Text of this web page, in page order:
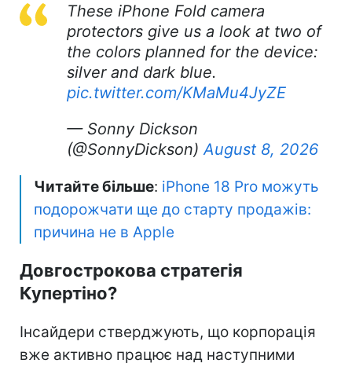
These iPhone Fold camera
protectors give us a look at two of
the colors planned for the device:
silver and dark blue.
pic.twitter.com/KMaMu4JyZE
— Sonny Dickson
(@SonnyDickson) August 8, 2026
Читайте більше: iPhone 18 Pro можуть
подорожчати ще до старту продажів:
причина не в Apple
Довгострокова стратегія
Купертіно?
Інсайдери стверджують, що корпорація
вже активно працює над наступними